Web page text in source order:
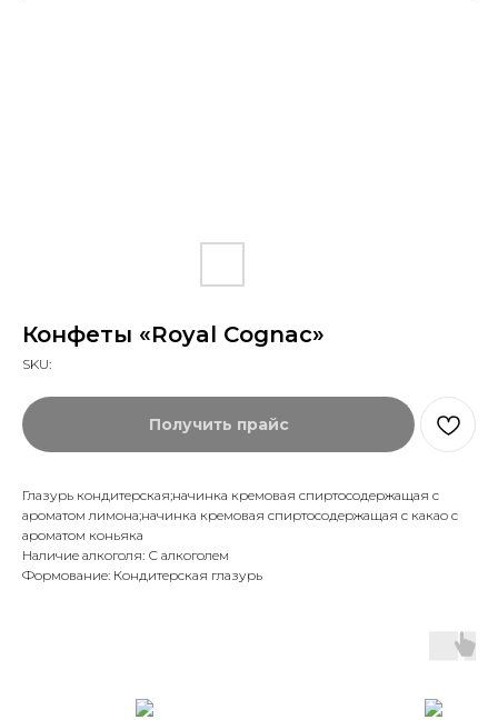
Конфеты «Royal Cognac»
SKU:
Получить прайс
Глазурь кондитерская;начинка кремовая спиртосодержащая с
ароматом лимона;начинка кремовая спиртосодержащая с какао с
ароматом коньяка
Наличие алкоголя: С алкоголем
Формование: Кондитерская глазурь